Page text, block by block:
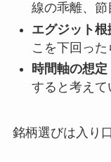
線の乖離、節
エグジット根
こを下回った
時間軸の想定
すると考えて
銘柄選びは入り